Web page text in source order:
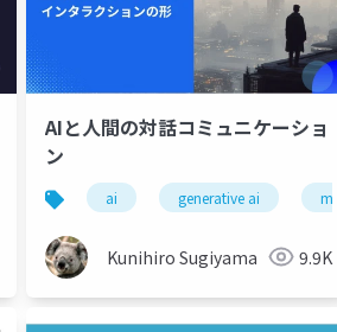
intelligence
learning deep learning
AIと人間の対話コミュニケーショ
ン
ai generative ai
Kunihiro Sugiyama 9.9K